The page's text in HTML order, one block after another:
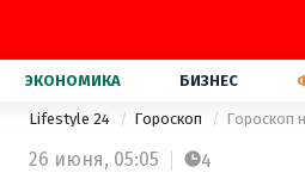
ЭКОНОМИКА БИЗНЕС
Lifestyle 24 Гороскоп Гороскоп
26 июня, 05:05 4